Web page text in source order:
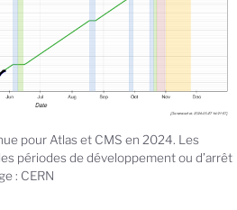
pour Atlas et CMS en 2024. Les
périodes de développement ou d’arrêt
: CERN